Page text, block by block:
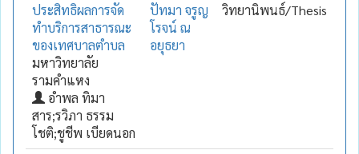
ประสิทธิผลการจัด
ทำบริการสาธารณะ
ของเทศบาลตำบล
มหาวิทยาลัย
รามคำแหง
อำพล ทิมา
สาร;รวิภา ธรรม
โชติ;ชูชีพ เบียดนอก
ปัทมา จรูญ
โรจน์ ณ
อยุธยา
วิทยานิพนธ์/Thesis